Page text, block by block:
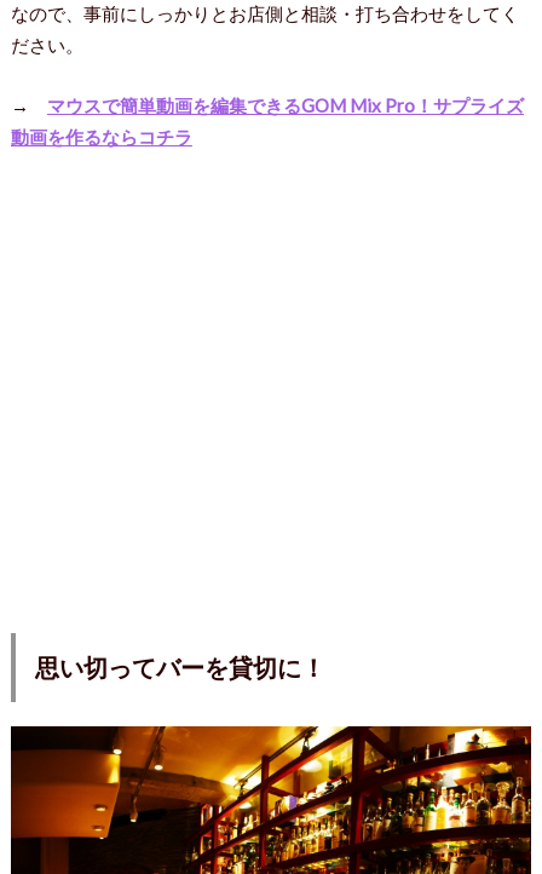
なので、事前にしっかりとお店側と相談・打ち合わせをしてく
ださい。
→ マウスで簡単動画を編集できるGOM Mix Pro！サプライズ
動画を作るならコチラ
思い切ってバーを貸切に！